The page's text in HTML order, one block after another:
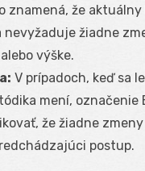
znamená, že
nevyžaduje žiadne
výške.
V prípadoch, keď sa
mení, označenie
že žiadne
postup.